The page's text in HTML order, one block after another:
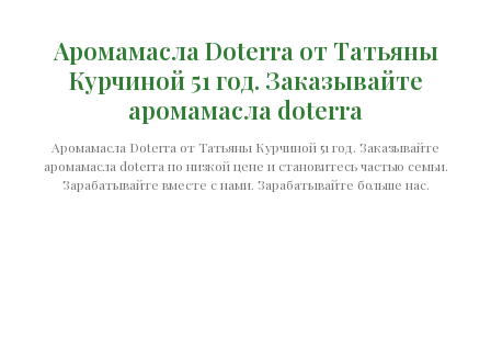
Аромамасла Doterra от Татьяны
Курчиной 51 год. Заказывайте
аромамасла doterra
Аромамасла Doterra от Татьяны Курчиной 51 год. Заказывайте
аромамасла doterra по низкой цене и становитесь частью семьи.
Зарабатывайте вместе с нами. Зарабатывайте больше нас.